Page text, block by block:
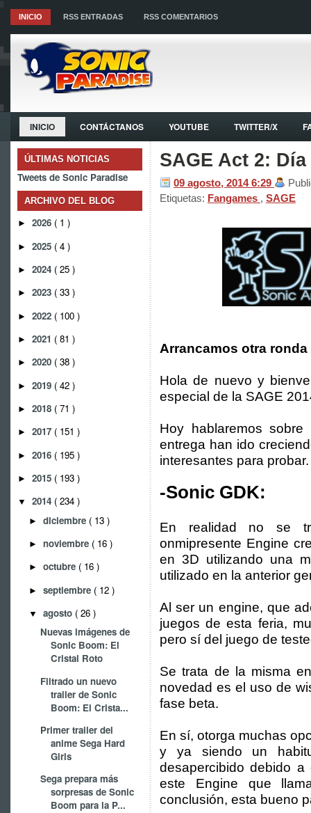
INICIO RSS ENTRADAS RSS COMENTARIOS
INICIO CONTÁCTANOS YOUTUBE TWITTER/X
ÚLTIMAS NOTICIAS
Tweets de Sonic Paradise
ARCHIVO DEL BLOG
► 2026 ( 1 )
► 2025 ( 4 )
► 2024 ( 25 )
► 2023 ( 33 )
► 2022 ( 100 )
► 2021 ( 81 )
► 2020 ( 38 )
► 2019 ( 42 )
► 2018 ( 71 )
► 2017 ( 151 )
► 2016 ( 195 )
► 2015 ( 193 )
▼ 2014 ( 234 )
► diciembre ( 13 )
► noviembre ( 16 )
► octubre ( 16 )
► septiembre ( 12 )
▼ agosto ( 26 )
Nuevas imágenes de
Sonic Boom: El
Cristal Roto
Filtrado un nuevo
trailer de Sonic
Boom: El Crista...
Primer trailer del
anime Sega Hard
Girls
Sega prepara más
sorpresas de Sonic
Boom para la P...
SAGE Act 2: Día
09 agosto, 20146:29
Etiquetas: Fangames , SAGE
Arrancamos otra
Hola de nuevo y
especial de la SAGE
Hoy hablaremos
entrega han ido
interesantes para
-Sonic GDK:
En realidad no se
onmipresente Engine
en 3D utilizando una
utilizado en la anterior
Al ser un engine, que
juegos de esta feria,
pero sí del juego de
Se trata de la misma
novedad es el uso de
fase beta.
En sí, otorga muchas
y ya siendo un
desapercibido debido
este Engine que
conclusión, esta bueno